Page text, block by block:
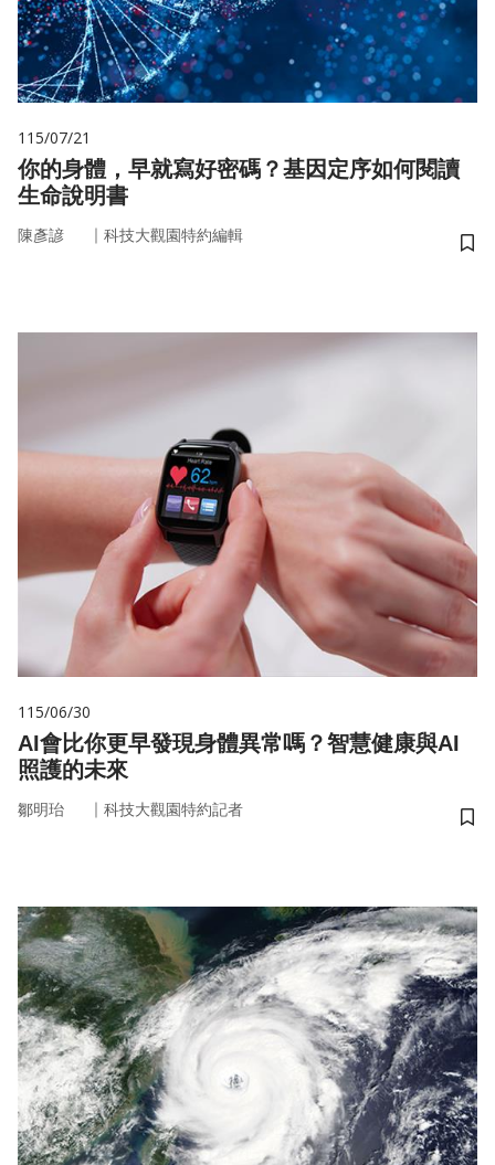
115/07/21
你的身體，早就寫好密碼？基因定序如何閱讀
生命說明書
陳彥諺 ｜ 科技大觀園特約編輯
儲
115/06/30
AI會比你更早發現身體異常嗎？智慧健康與AI
照護的未來
鄒明珆 ｜ 科技大觀園特約記者
儲